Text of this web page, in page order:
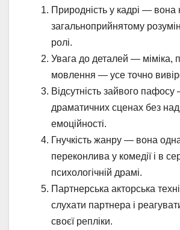
Природність у кадрі — вона
загальноприйнятому
ролі.
Увага до деталей — міміка,
мовлення — усе точно
Відсутність зайвого пафосу
драматичних сценах без
емоційності.
Гнучкість жанру — вона
переконлива у комедії і в
психологічній драмі.
Партнерська акторська
слухати партнера і
своєї репліки.